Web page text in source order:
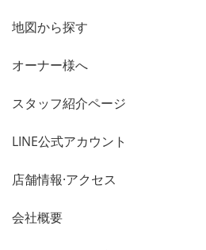
地図から探す
オーナー様へ
スタッフ紹介ページ
LINE公式アカウント
店舗情報·アクセス
会社概要